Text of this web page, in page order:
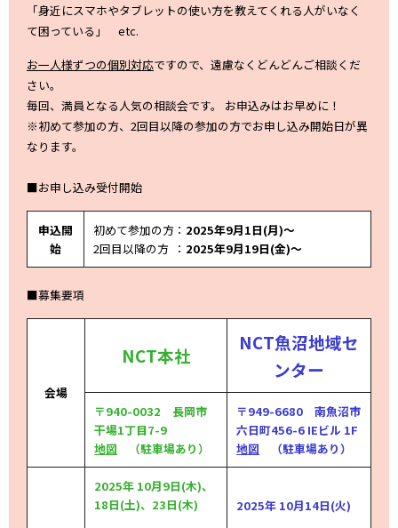
「身近にスマホやタブレットの使い方を教えてくれる人がいなく
て困っている」 etc.
お一人様ずつの個別対応ですので、遠慮なくどんどんご相談くだ
さい。
毎回、満員となる人気の相談会です。 お申込みはお早めに！
※初めて参加の方、2回目以降の参加の方でお申し込み開始日が異
なります。
■お申し込み受付開始
申込開
始
初めて参加の方： 2025年9月1日(月)～
2回目以降の方 ： 2025年9月19日(金)～
■募集要項
会場
NCT本社
NCT魚沼地域セ
ンター
〒940-0032 長岡市
干場1丁目7-9
地図 （駐車場あり）
〒949-6680 南魚沼市
六日町456-6 IEビル 1F
地図 （駐車場あり）
2025年 10月9日(木)、
18日(土)、23日(木)
2025年 10月14日(火)